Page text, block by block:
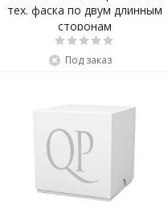
тех. фаска по двум длинным
сторонам
Под заказ